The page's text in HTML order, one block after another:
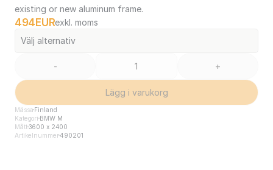
existing or new aluminum frame.
494 EURexkl. moms
Välj alternativ
- +
Lägg i varukorg
Mässa Finland
Kategori BMW M
Mått3600 x 2400
Artikelnummer490201